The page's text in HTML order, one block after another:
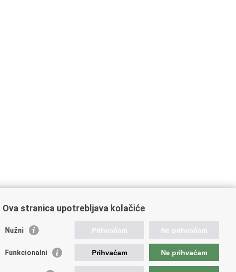
Važne poveznice
Ova stranica upotrebljava kolačiće
Nužni Prihvaćam Ne prihvaćam
Funkcionalni Prihvaćam Ne prihvaćam